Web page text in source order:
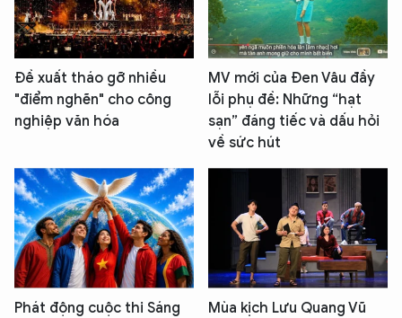
Đề xuất tháo gỡ nhiều
"điểm nghẽn" cho công
nghiệp văn hóa
MV mới của Đen Vâu đầy
lỗi phụ đề: Những “hạt
sạn” đáng tiếc và dấu hỏi
về sức hút
Phát động cuộc thi Sáng
Mùa kịch Lưu Quang Vũ